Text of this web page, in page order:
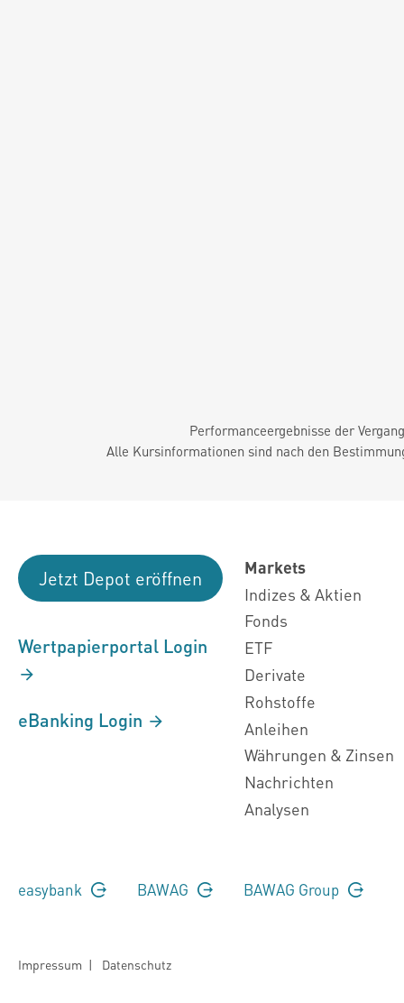
Performanceergebnisse der
Alle Kursinformationen sind nach den
Jetzt Depot eröffnen
Wertpapierportal Login
eBanking Login
Markets
Indizes & Aktien
Fonds
ETF
Derivate
Rohstoffe
Anleihen
Währungen & Zinsen
Nachrichten
Analysen
easybank BAWAG BAWAG Group
Impressum | Datenschutz